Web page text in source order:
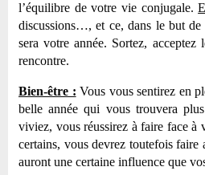
l’équilibre de votre vie conjugale.
discussions…, et ce, dans le but
sera votre année. Sortez,
rencontre.
Bien-être : Vous vous sentirez en
belle année qui vous trouvera
viviez, vous réussirez à faire face à
certains, vous devrez toutefois faire
auront une certaine influence que